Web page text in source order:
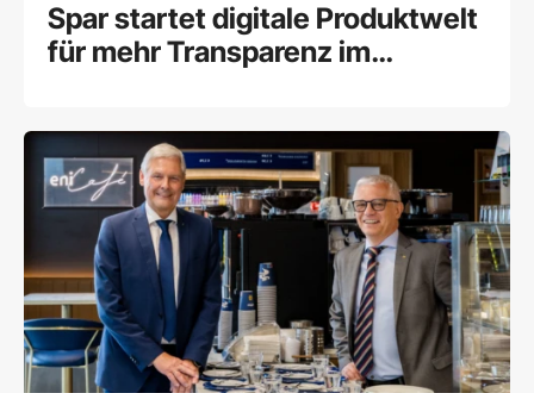
Spar startet digitale Produktwelt
für mehr Transparenz im